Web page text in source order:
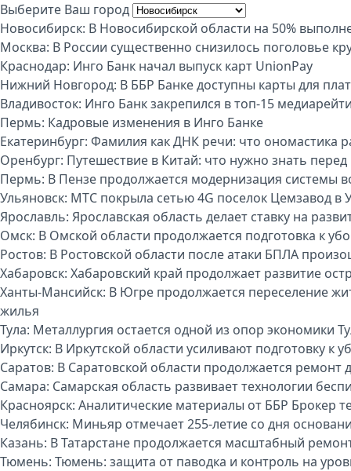
Выберите Ваш город
Новосибирск: В Новосибирской области на 50%
Москва: В России существенно снизилось поголовье
Краснодар: Инго Банк начал выпуск карт UnionPay
Нижний Новгород: В ББР Банке доступны карты для
Владивосток: Инго Банк закрепился в топ-15
Пермь: Кадровые изменения в Инго Банке
Екатеринбург: Фамилия как ДНК речи: что ономастика
Оренбург: Путешествие в Китай: что нужно знать перед
Пермь: В Пензе продолжается модернизация системы
Ульяновск: МТС покрыла сетью 4G поселок Цемзавод в
Ярославль: Ярославская область делает ставку на
Омск: В Омской области продолжается подготовка к
Ростов: В Ростовской области после атаки БПЛА
Хабаровск: Хабаровский край продолжает развитие
Ханты-Мансийск: В Югре продолжается переселение
жилья
Тула: Металлургия остается одной из опор экономики
Иркутск: В Иркутской области усиливают подготовку к
Саратов: В Саратовской области продолжается ремонт
Самара: Самарская область развивает технологии
Красноярск: Аналитические материалы от ББР Брокер
Челябинск: Миньяр отмечает 255-летие со дня
Казань: В Татарстане продолжается масштабный
Тюмень: Тюмень: защита от паводка и контроль на